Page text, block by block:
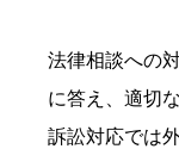
法律相談への
に答え、適切
訴訟対応では